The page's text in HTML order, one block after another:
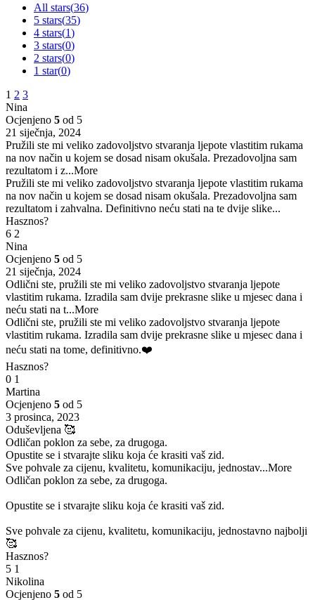
All stars(36)
5 stars(35)
4 stars(1)
3 stars(0)
2 stars(0)
1 star(0)
1 2 3
Nina
Ocjenjeno 5 od 5
21 siječnja, 2024
Pružili ste mi veliko zadovoljstvo stvaranja ljepote vlastitim rukama
na nov način u kojem se dosad nisam okušala. Prezadovoljna sam
rezultatom i z...More
Pružili ste mi veliko zadovoljstvo stvaranja ljepote vlastitim rukama
na nov način u kojem se dosad nisam okušala. Prezadovoljna sam
rezultatom i zahvalna. Definitivno neću stati na te dvije slike...
Hasznos?
6 2
Nina
Ocjenjeno 5 od 5
21 siječnja, 2024
Odlični ste, pružili ste mi veliko zadovoljstvo stvaranja ljepote
vlastitim rukama. Izradila sam dvije prekrasne slike u mjesec dana i
neću stati na t...More
Odlični ste, pružili ste mi veliko zadovoljstvo stvaranja ljepote
vlastitim rukama. Izradila sam dvije prekrasne slike u mjesec dana i
neću stati na tome, definitivno.❤️
Hasznos?
0 1
Martina
Ocjenjeno 5 od 5
3 prosinca, 2023
Oduševljena 🥰
Odličan poklon za sebe, za drugoga.
Opustite se i stvarajte sliku koja će krasiti vaš zid.
Sve pohvale za cijenu, kvalitetu, komunikaciju, jednostav...More
Odličan poklon za sebe, za drugoga.
Opustite se i stvarajte sliku koja će krasiti vaš zid.
Sve pohvale za cijenu, kvalitetu, komunikaciju, jednostavno najbolji
🥰
Hasznos?
5 1
Nikolina
Ocjenjeno 5 od 5